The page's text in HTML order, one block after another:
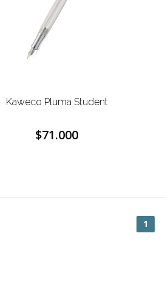
Kaweco Pluma Student
$71.000
1